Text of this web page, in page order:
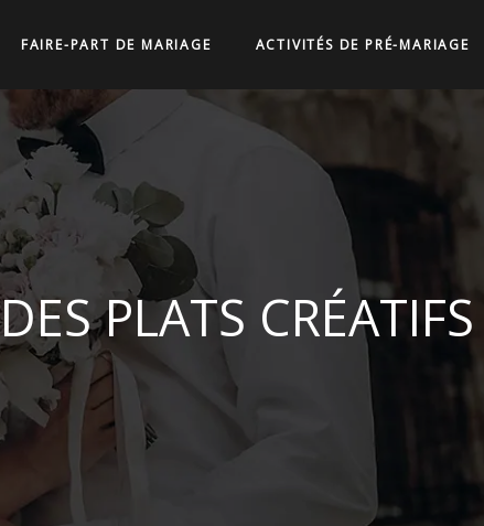
FAIRE-PART DE MARIAGE ACTIVITÉS DE PRÉ-MARIAGE
PLATS